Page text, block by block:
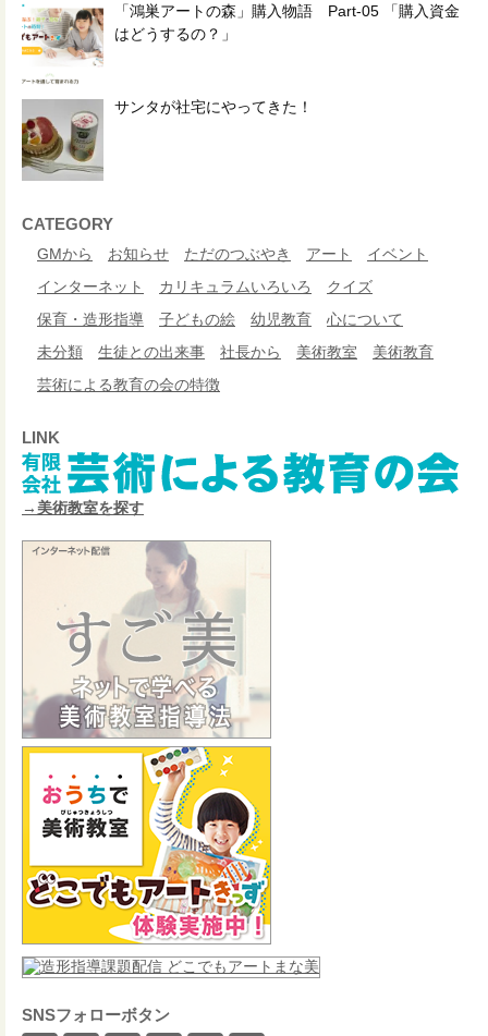
「鴻巣アートの森」購入物語 Part-05 「購入資金
はどうするの？」
サンタが社宅にやってきた！
CATEGORY
GMから お知らせ ただのつぶやき アート
イベント
インターネット
カリキュラムいろいろ
クイズ
保育・造形指導
子どもの絵 幼児教育
心について
未分類
生徒との出来事 社長から 美術教室
美術教育
芸術による教育の会の特徴
LINK
→美術教室を探す
SNSフォローボタン